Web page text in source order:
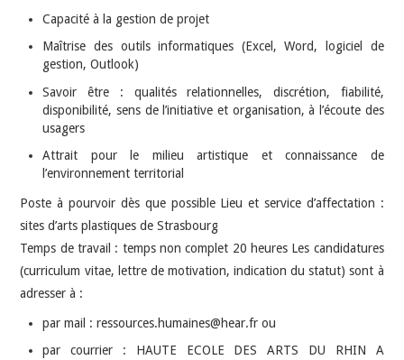
Capacité à la gestion de projet
Maîtrise des outils informatiques (Excel, Word, logiciel de
gestion, Outlook)
Savoir être : qualités relationnelles, discrétion, fiabilité,
disponibilité, sens de l’initiative et organisation, à l’écoute des
usagers
Attrait pour le milieu artistique et connaissance de
l’environnement territorial
Poste à pourvoir dès que possible Lieu et service d’affectation :
sites d’arts plastiques de Strasbourg
Temps de travail : temps non complet 20 heures Les candidatures
(curriculum vitae, lettre de motivation, indication du statut) sont à
adresser à :
par mail : ressources.humaines@hear.fr ou
par courrier : HAUTE ECOLE DES ARTS DU RHIN A